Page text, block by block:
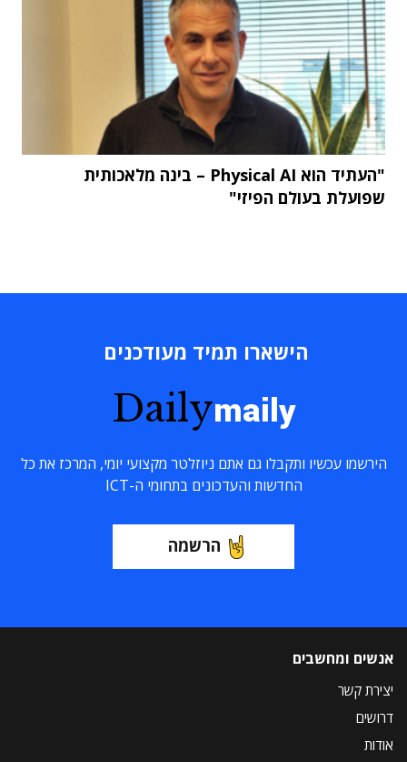
"העתיד הוא Physical AI – בינה מלאכותית
שפועלת בעולם הפיזי"
הישארו תמיד מעודכנים
Dailymaily
הירשמו עכשיו ותקבלו גם אתם ניוזלטר מקצועי יומי, המרכז את כל
החדשות והעדכונים בתחומי ה-ICT
הרשמה
אנשים ומחשבים
יצירת קשר
דרושים
אודות